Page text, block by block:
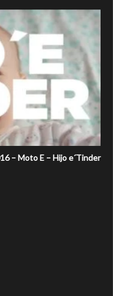
– Moto E – Hijo e´Tinder